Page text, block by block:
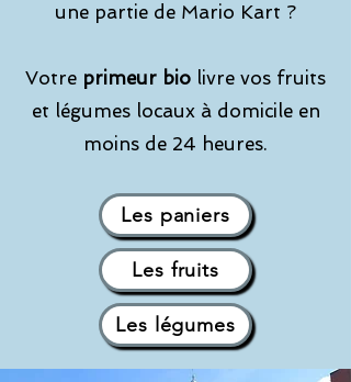
une partie de Mario Kart ?
Votre primeur bio livre vos fruits
et légumes locaux à domicile en
moins de 24 heures.
Les paniers
Les fruits
Les légumes